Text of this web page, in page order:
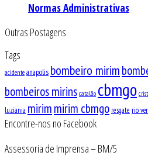
Normas Administrativas
Outras Postagens
Tags
acidente anapolis bombeiro mirim
bombeiros mirins catalão cbmgo
luziania mirimmirim cbmgo resgate rio
Encontre-nos no Facebook
Assessoria de Imprensa – BM/5